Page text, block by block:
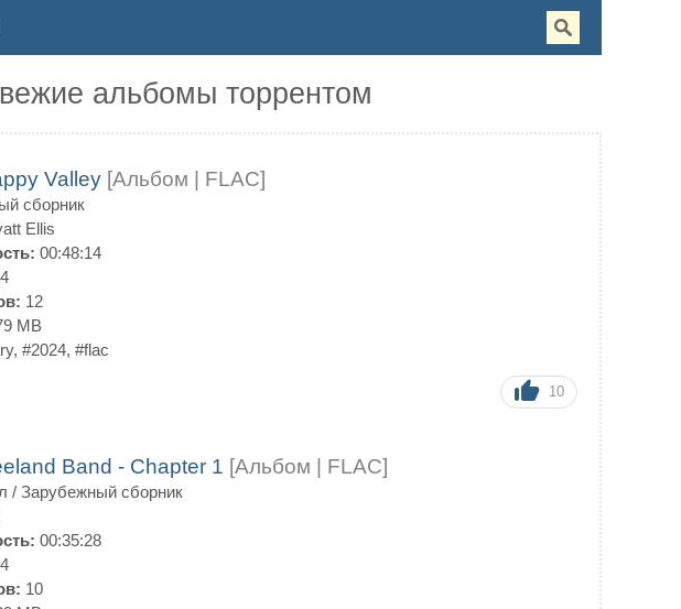
альбомы торрентом
Valley [Альбом | FLAC]
сборник
Ellis
00:48:14
12
MB
, #2024, #flac
10
Band - Chapter 1 [Альбом | FLAC]
/ Зарубежный сборник
00:35:28
10